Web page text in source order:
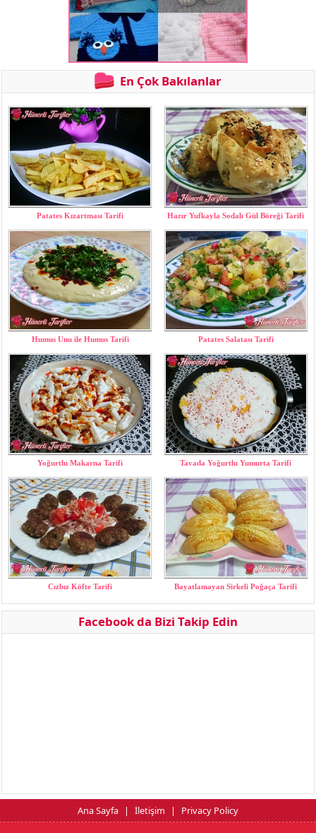
En Çok Bakılanlar
Patates Kızartması Tarifi Hazır Yufkayla Sodalı Gül Böreği Tarifi
Humus Unu ile Humus Tarifi Patates Salatası Tarifi
Yoğurtlu Makarna Tarifi Tavada Yoğurtlu Yumurta Tarifi
Cızbız Köfte Tarifi Bayatlamayan Sirkeli Poğaça Tarifi
Facebook da Bizi Takip Edin
Ana Sayfa | İletişim | Privacy Policy